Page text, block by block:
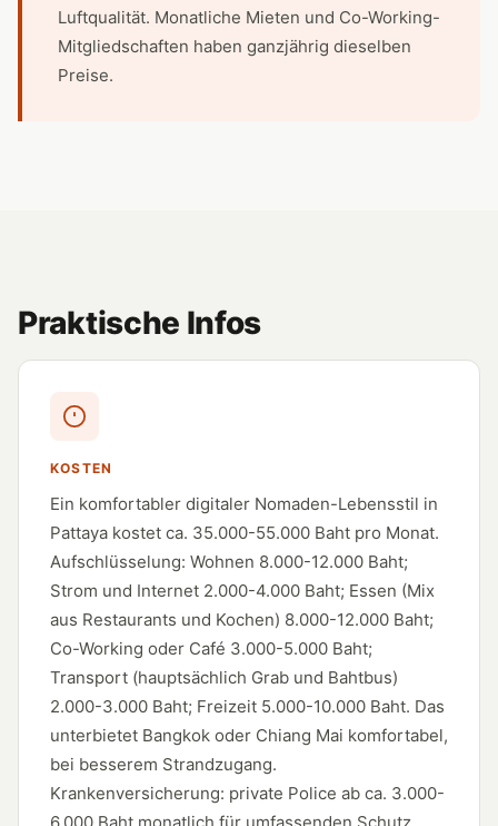
Luftqualität. Monatliche Mieten und Co-Working-
Mitgliedschaften haben ganzjährig dieselben
Preise.
Praktische Infos
KOSTEN
Ein komfortabler digitaler Nomaden-Lebensstil in
Pattaya kostet ca. 35.000-55.000 Baht pro Monat.
Aufschlüsselung: Wohnen 8.000-12.000 Baht;
Strom und Internet 2.000-4.000 Baht; Essen (Mix
aus Restaurants und Kochen) 8.000-12.000 Baht;
Co-Working oder Café 3.000-5.000 Baht;
Transport (hauptsächlich Grab und Bahtbus)
2.000-3.000 Baht; Freizeit 5.000-10.000 Baht. Das
unterbietet Bangkok oder Chiang Mai komfortabel,
bei besserem Strandzugang.
Krankenversicherung: private Police ab ca. 3.000-